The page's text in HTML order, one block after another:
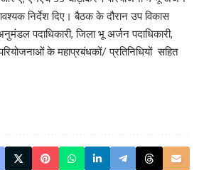
निर्देश दिए। बैठक के दौरान उप विकास
पदाधिकारी, जिला भू अर्जन पदाधिकारी,
के महाप्रबंधकों/ प्रतिनिधियों सहित